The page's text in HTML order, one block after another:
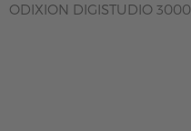
ODIXION DIGISTUDIO 3000